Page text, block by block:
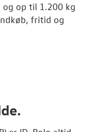
op til 1.200 kg
fritid og